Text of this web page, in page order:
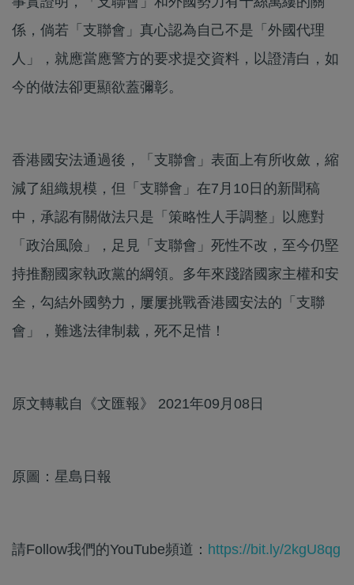
係，倘若「支聯會」真心認為自己不是「外國代理
人」，就應當應警方的要求提交資料，以證清白，如
今的做法卻更顯欲蓋彌彰。
香港國安法通過後，「支聯會」表面上有所收斂，縮
減了組織規模，但「支聯會」在7月10日的新聞稿
中，承認有關做法只是「策略性人手調整」以應對
「政治風險」，足見「支聯會」死性不改，至今仍堅
持推翻國家執政黨的綱領。多年來踐踏國家主權和安
全，勾結外國勢力，屢屢挑戰香港國安法的「支聯
會」，難逃法律制裁，死不足惜！
原文轉載自《文匯報》 2021年09月08日
原圖：星島日報
請Follow我們的YouTube頻道： https://bit.ly/2kgU8qg